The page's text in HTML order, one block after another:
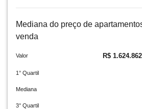
Mediana do preço de
venda
Valor R$
1° Quartil
Mediana
3° Quartil